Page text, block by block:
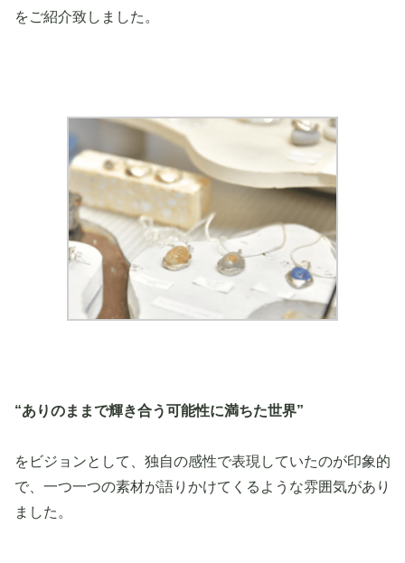
をご紹介致しました。
“ありのままで輝き合う可能性に満ちた世界”
をビジョンとして、独自の感性で表現していたのが印象的
で、一つ一つの素材が語りかけてくるような雰囲気があり
ました。